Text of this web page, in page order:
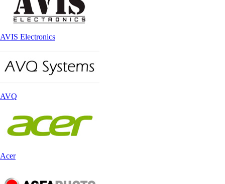
AVIS Electronics
AVQ
Acer